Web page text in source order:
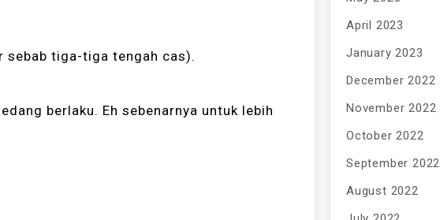
sebab tiga-tiga tengah cas).
berlaku. Eh sebenarnya untuk lebih
April 2023
January 2023
December 2022
November 2022
October 2022
September 2022
August 2022